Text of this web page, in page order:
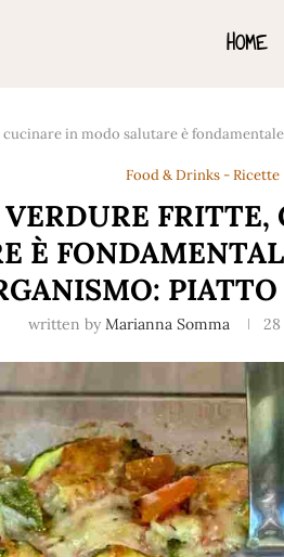
HOME
in modo salutare è
Food & Drinks - Ricette
È
written by Marianna Somma